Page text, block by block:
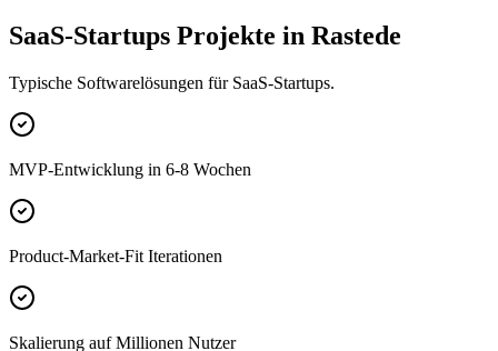
SaaS-Startups Projekte in Rastede
Typische Softwarelösungen für SaaS-Startups.
MVP-Entwicklung in 6-8 Wochen
Product-Market-Fit Iterationen
Skalierung auf Millionen Nutzer